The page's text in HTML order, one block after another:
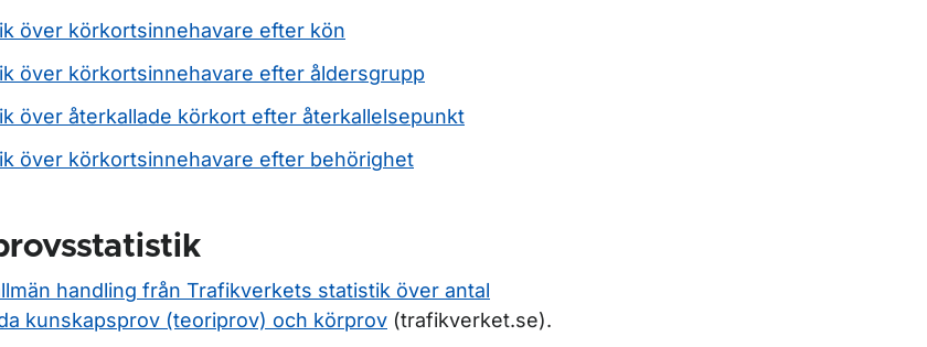
över körkortsinnehavare efter kön
över körkortsinnehavare efter åldersgrupp
över återkallade körkort efter återkallelsepunkt
över körkortsinnehavare efter behörighet
handling från Trafikverkets statistik över antal
kunskapsprov (teoriprov) och körprov (trafikverket.se).